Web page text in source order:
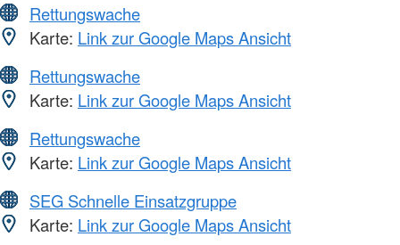
Rettungswache
Karte: Link zur Google Maps Ansicht
Rettungswache
Karte: Link zur Google Maps Ansicht
Rettungswache
Karte: Link zur Google Maps Ansicht
SEG Schnelle Einsatzgruppe
Karte: Link zur Google Maps Ansicht